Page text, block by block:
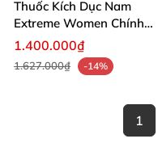
Thuốc Kích Dục Nam
Extreme Women Chính
Hãng Mỹ Tăng Ham Muốn
1.400.000₫
1.627.000₫ -14%
1